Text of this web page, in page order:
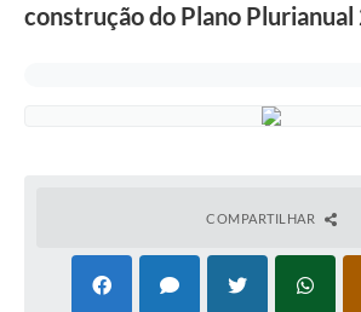
construção do Plano
COMPARTILHAR